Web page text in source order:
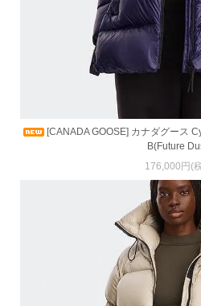
[CANADA GOOSE] カナダグース
B(Future
176,000円(